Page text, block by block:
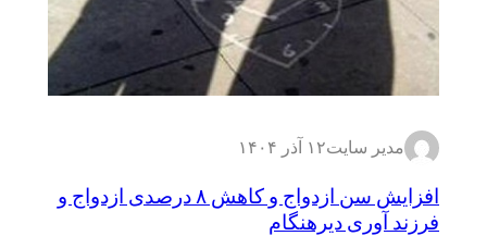
مدیر سایت۱۲ آذر ۱۴۰۴
افزایش سن ازدواج و کاهش ۸ درصدی ازدواج و
فرزند آوری دیرهنگام